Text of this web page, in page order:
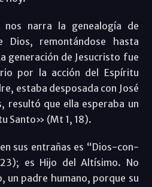
nos narra la genealogía de
Dios, remontándose hasta
generación de Jesucristo fue
por la acción del Espíritu
estaba desposada con José
resultó que ella esperaba un
Santo» (Mt 1, 18).
sus entrañas es “Dios-con-
es Hijo del Altísimo. No
un padre humano, porque su